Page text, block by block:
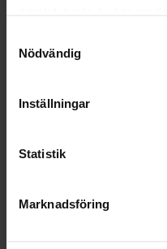
Nödvändig
Inställningar
Statistik
Marknadsföring